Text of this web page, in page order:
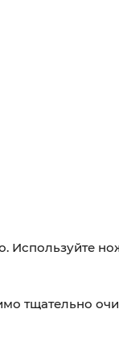
Используйте
тщательно